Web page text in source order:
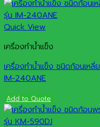
Quick View
เครื่องทำน้ำแข็ง
เครื่องทำน้ำแข็ง ชนิดก้อนเห
IM-240ANE
Add to Quote